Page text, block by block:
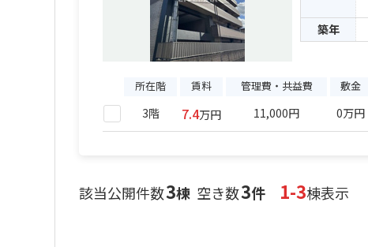
築年
所在階 賃料 管理費・共益費 敷金
3階 7.4万円 11,000円 0万円
該当公開件数3棟 空き数3件 1-3棟表示